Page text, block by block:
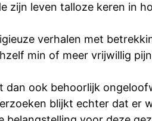
zijn leven talloze keren in
verhalen met
min of meer vrijwillig
dan ook behoorlijk
blijkt echter dat er